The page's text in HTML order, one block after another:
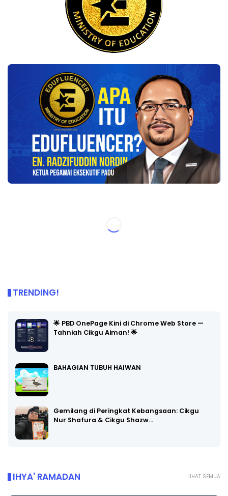
TRENDING!
🌟 PBD OnePage Kini di Chrome Web Store —
Tahniah Cikgu Aiman! 🌟
BAHAGIAN TUBUH HAIWAN
Gemilang di Peringkat Kebangsaan: Cikgu
Nur Shafura & Cikgu Shazw…
LIHAT SEMUA
IHYA' RAMADAN